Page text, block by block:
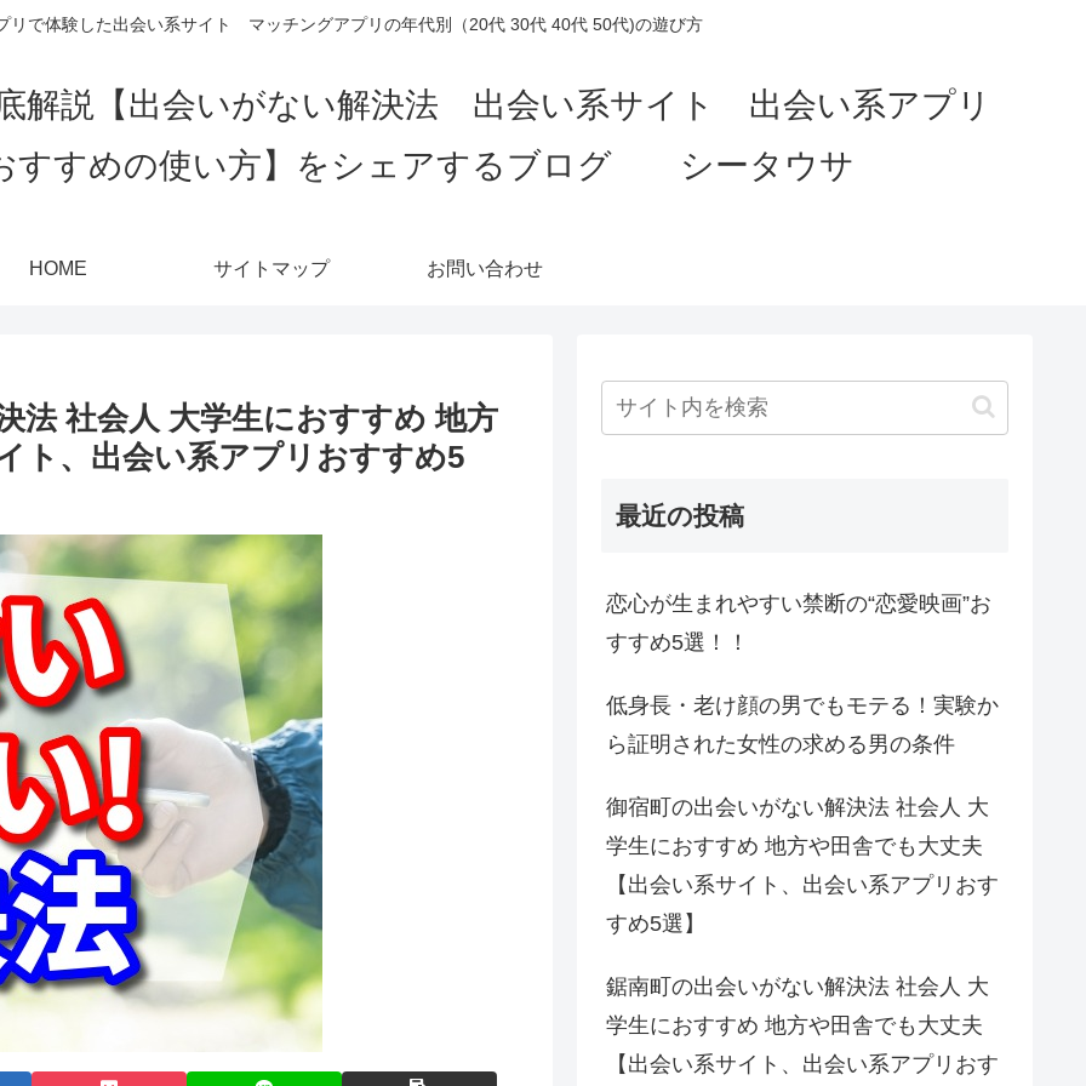
リで体験した出会い系サイト マッチングアプリの年代別（20代 30代 40代 50代)の遊び方
解説【出会いがない解決法 出会い系サイト 出会い系アプリ
すすめの使い方】をシェアするブログ シータウサ
HOME サイトマップ お問い合わせ
法 社会人 大学生におすすめ 地方
ト、出会い系アプリおすすめ5
最近の投稿
恋心が生まれやすい禁断の“恋愛映画”お
すすめ5選！！
低身長・老け顔の男でもモテる！実験か
ら証明された女性の求める男の条件
御宿町の出会いがない解決法 社会人 大
学生におすすめ 地方や田舎でも大丈夫
【出会い系サイト、出会い系アプリおす
すめ5選】
鋸南町の出会いがない解決法 社会人 大
学生におすすめ 地方や田舎でも大丈夫
【出会い系サイト、出会い系アプリおす